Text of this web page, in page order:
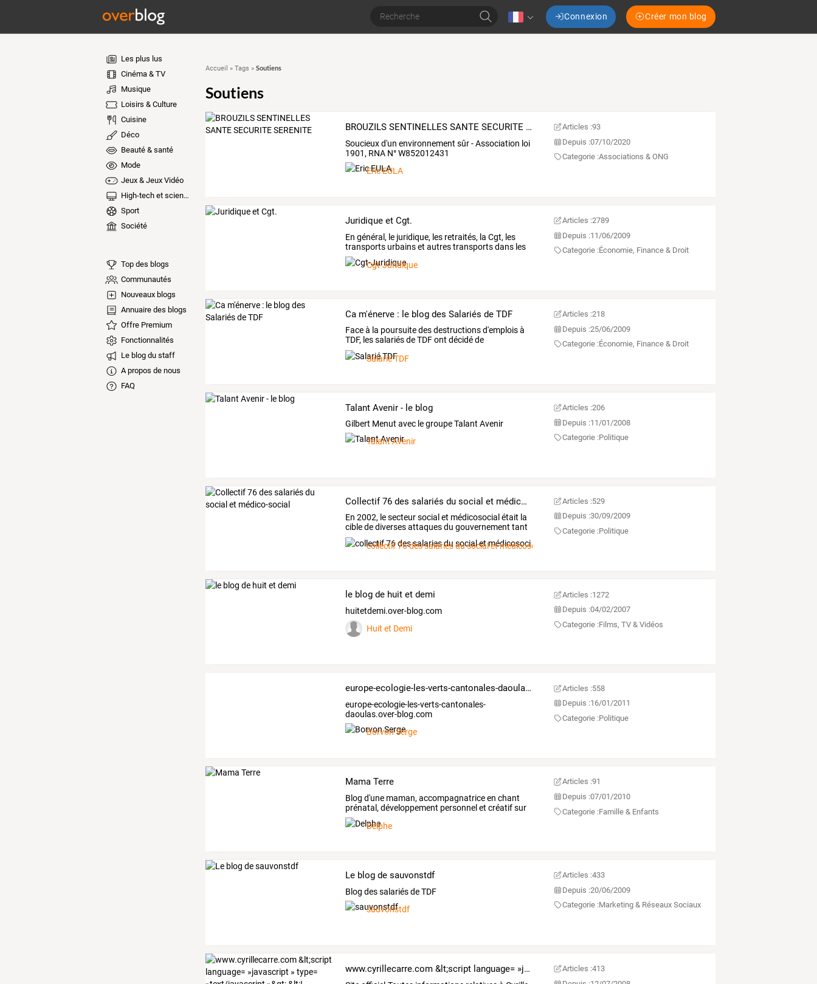
Connexion Créer mon blog
Les plus lus
Cinéma & TV
Musique
Loisirs & Culture
Cuisine
Déco
Beauté & santé
Mode
Jeux & Jeux Vidéo
High-tech et sciences
Sport
Société
Top des blogs
Communautés
Nouveaux blogs
Annuaire des blogs
Offre Premium
Fonctionnalités
Le blog du staff
A propos de nous
FAQ
Accueil » Tags » Soutiens
Soutiens
BROUZILS SENTINELLES SANTE SECURITE SERENITE
Soucieux d'un environnement sûr - Association loi
1901, RNA N° W852012431
Eric EULA
Articles :93
Depuis :07/10/2020
Categorie :Associations & ONG
Juridique et Cgt.
En général, le juridique, les retraités, la Cgt, les
transports urbainset autrestransportsdans les
Alpes
Cgt-Juridique
Articles :2789
Depuis :11/06/2009
Categorie :Économie, Finance & Droit
Ca m'énerve : le blog des Salariés de TDF
Faceà la poursuitedesdestructionsd'emploisà
TDF, lessalariésdeTDFont décidéde
communiquer
Salarié TDF
Articles :218
Depuis :25/06/2009
Categorie :Économie, Finance & Droit
Talant Avenir - le blog
Gilbert Menut avec le groupe Talant Avenir
Talant Avenir
Articles :206
Depuis :11/01/2008
Categorie :Politique
Collectif 76 des salariés du social et médico-social
En 2002, lesecteursocial et médicosocial était la
cibledediversesattaquesdu gouvernement tant
au
collectif 76 des salaries du social et médicosoci
Articles :529
Depuis :30/09/2009
Categorie :Politique
le blog de huit et demi
huitetdemi.over-blog.com
Huit et Demi
Articles :1272
Depuis :04/02/2007
Categorie :Films, TV & Vidéos
europe-ecologie-les-verts-cantonales-daoulas.over-blog.com
europe-ecologie-les-verts-cantonales-
daoulas.over-blog.com
Borvon Serge
Articles :558
Depuis :16/01/2011
Categorie :Politique
Mama Terre
Blog d'une maman, accompagnatriceen chant
prénatal, développement personnel et créatifsur
la…
Delphe
Articles :91
Depuis :07/01/2010
Categorie :Famille & Enfants
Le blog de sauvonstdf
Blog des salariés de TDF
sauvonstdf
Articles :433
Depuis :20/06/2009
Categorie :Marketing & Réseaux Sociaux
www.cyrillecarre.com &lt;script language= »javascript » type= »text/javascript »&gt; &lt;!– window.location.replace(« http://www.carrecyrille.com/ »); –&gt; &lt;/script&gt; Articles :413